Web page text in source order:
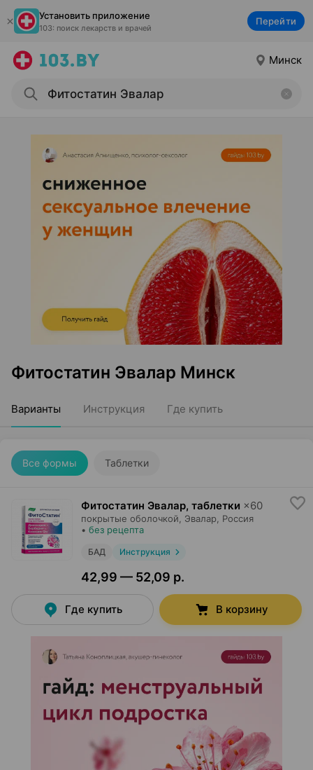
Установить приложение
103: поиск лекарств и врачей
Перейти
Минск
Фитостатин Эвалар Минск
Варианты Инструкция Где купить
Все формы Таблетки
Фитостатин Эвалар, таблетки ×60
покрытые оболочкой, Эвалар , Россия
• без рецепта
БАД Инструкция
42,99 — 52,09 р.
Где купить В корзину